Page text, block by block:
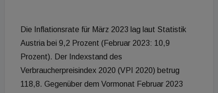
Die Inflationsrate für März 2023 lag laut Statistik
Austria bei 9,2 Prozent (Februar 2023: 10,9
Prozent). Der Indexstand des
Verbraucherpreisindex 2020 (VPI 2020) betrug
118,8. Gegenüber dem Vormonat Februar 2023